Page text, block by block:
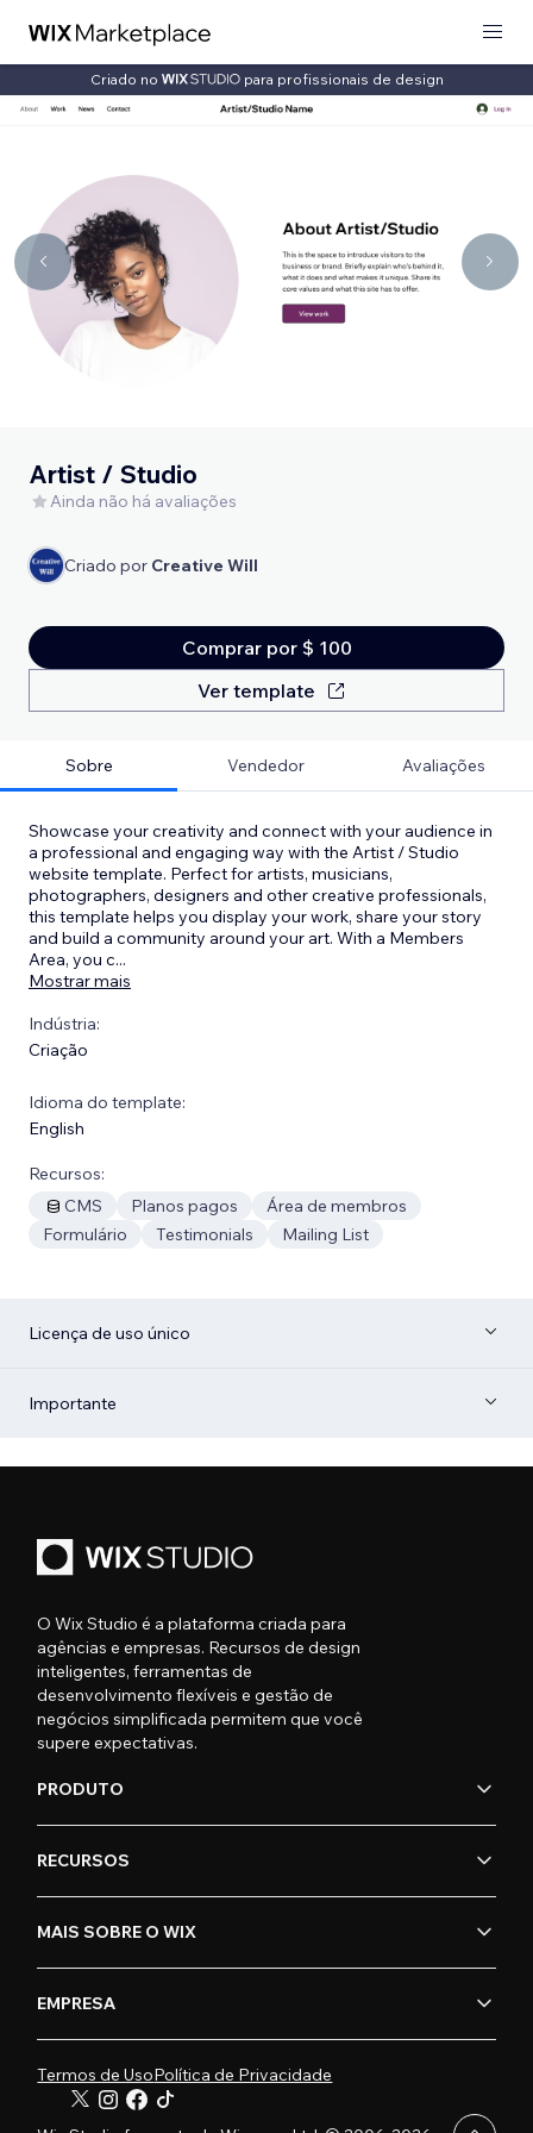
Criado no para profissionais de design
Artist / Studio
Ainda não há avaliações
Criado por Creative Will
Comprar por $ 100
Ver template
Sobre Vendedor Avaliações
Showcase your creativity and connect with your audience in
a professional and engaging way with the Artist / Studio
website template. Perfect for artists, musicians,
photographers, designers and other creative professionals,
this template helps you display your work, share your story
and build a community around your art. With a Members
Area, you c...
Mostrar mais
Indústria:
Criação
Idioma do template:
English
Recursos:
CMS
Planos pagos
Área de membros
Formulário
Testimonials Mailing List
Licença de uso único
Importante
O Wix Studio é a plataforma criada para
agências e empresas. Recursos de design
inteligentes, ferramentas de
desenvolvimento flexíveis e gestão de
negócios simplificada permitem que você
supere expectativas.
PRODUTO
RECURSOS
MAIS SOBRE O WIX
EMPRESA
Termos de UsoPolítica de Privacidade